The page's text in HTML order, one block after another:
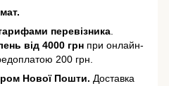
перевізника.
від 4000 грн при онлайн-
200 грн.
Нової Пошти. Доставка